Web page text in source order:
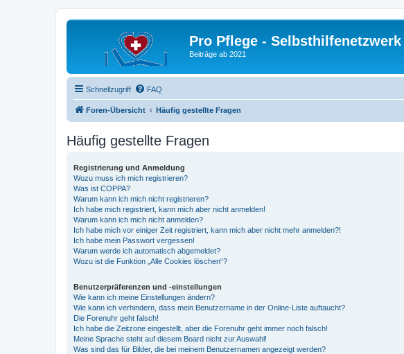
Pro Pflege - Selbsthilfenetzwerk
Beiträge ab 2021
Schnellzugriff FAQ
Foren-Übersicht Häufig gestellte Fragen
Häufig gestellte Fragen
Registrierung und Anmeldung
Wozu muss ich mich registrieren?
Was ist COPPA?
Warum kann ich mich nicht registrieren?
Ich habe mich registriert, kann mich aber nicht anmelden!
Warum kann ich mich nicht anmelden?
Ich habe mich vor einiger Zeit registriert, kann mich aber nicht mehr anmelden?!
Ich habe mein Passwort vergessen!
Warum werde ich automatisch abgemeldet?
Wozu ist die Funktion „Alle Cookies löschen“?
Benutzerpräferenzen und -einstellungen
Wie kann ich meine Einstellungen ändern?
Wie kann ich verhindern, dass mein Benutzername in der Online-Liste auftaucht?
Die Forenuhr geht falsch!
Ich habe die Zeitzone eingestellt, aber die Forenuhr geht immer noch falsch!
Meine Sprache steht auf diesem Board nicht zur Auswahl!
Was sind das für Bilder, die bei meinem Benutzernamen angezeigt werden?